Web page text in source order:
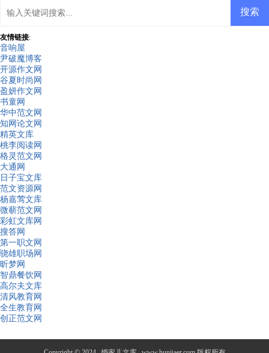
友情链接:
音响屋
尹破魔博客
开源作文网
谷夏时尚网
盈妍作文网
书童网
华中范文网
知网论文网
精英文库
桃李阅读网
格灵范文网
大通网
日子宝文库
范文资源网
杨嘉莺文库
微蕲范文网
彩虹文库网
搜答网
第一职文网
骁雄职场网
昕梦网
智鼎餐饮网
高尔夫文库
清风教育网
全生教育网
创正范文网